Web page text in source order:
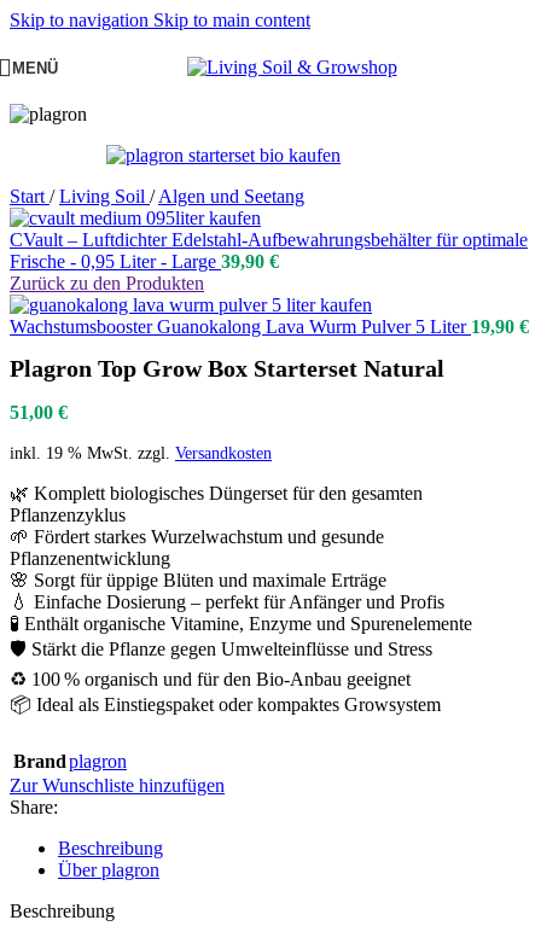
Skip to navigation Skip to main content
MENÜ
Start / Living Soil / Algen und Seetang
CVault – Luftdichter Edelstahl-Aufbewahrungsbehälter für optimale
Frische - 0,95 Liter - Large 39,90 €
Zurück zu den Produkten
Wachstumsbooster Guanokalong Lava Wurm Pulver 5 Liter 19,90 €
Plagron Top Grow Box Starterset Natural
51,00 €
inkl. 19 % MwSt. zzgl. Versandkosten
🌿 Komplett biologisches Düngerset für den gesamten
Pflanzenzyklus
🌱 Fördert starkes Wurzelwachstum und gesunde
Pflanzenentwicklung
🌸 Sorgt für üppige Blüten und maximale Erträge
💧 Einfache Dosierung – perfekt für Anfänger und Profis
🧪 Enthält organische Vitamine, Enzyme und Spurenelemente
🛡️ Stärkt die Pflanze gegen Umwelteinflüsse und Stress
♻️ 100 % organisch und für den Bio-Anbau geeignet
📦 Ideal als Einstiegspaket oder kompaktes Growsystem
Brandplagron
Zur Wunschliste hinzufügen
Share:
Beschreibung
Über plagron
Beschreibung